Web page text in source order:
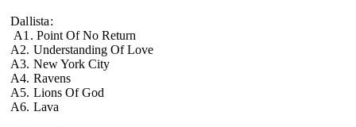
Dallista:
A1.Point Of No Return
A2. Understanding Of Love
A3. New York City
A4. Ravens
A5. Lions Of God
A6. Lava